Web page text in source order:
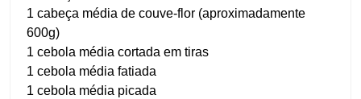
1 cabeça média de couve-flor (aproximadamente
600g)
1 cebola média cortada em tiras
1 cebola média fatiada
1 cebola média picada